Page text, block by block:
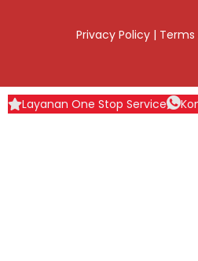
Privacy Policy |
Layanan One Stop Service